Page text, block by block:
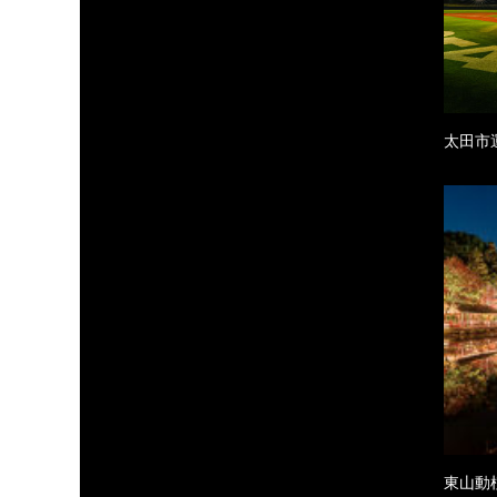
太田市
東山動